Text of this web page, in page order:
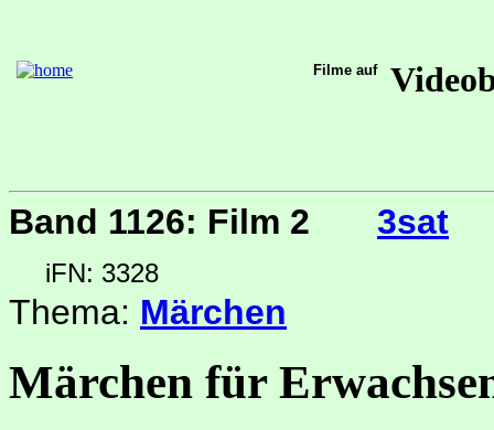
Filme auf
Band 1126: Film 2 3sat
iFN: 3328
Thema: Märchen
Märchen für